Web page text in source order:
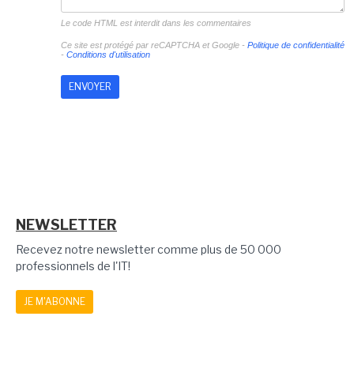
Le code HTML est interdit dans les commentaires
Ce site est protégé par reCAPTCHA et Google - Politique de confidentialité
- Conditions d'utilisation
NEWSLETTER
Recevez notre newsletter comme plus de 50 000
professionnels de l'IT!
JE M'ABONNE